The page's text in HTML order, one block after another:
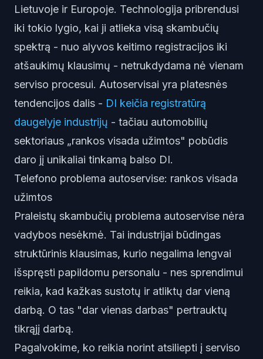
Lietuvoje ir Europoje. Technologija pribrendusi
iki tokio lygio, kai ji atlieka visą skambučių
spektrą - nuo alyvos keitimo registracijos iki
atšaukimų klausimų - netrukdydama nė vienam
serviso procesui. Autoservisai yra platesnės
tendencijos dalis - DI keičia registratūrą
daugelyje industrijų - tačiau automobilių
sektoriaus „rankos visada užimtos" pobūdis
daro jį unikaliai tinkamą balso DI.
Telefono problema autoservise: rankos visada
užimtos
Praleistų skambučių problema autoservise nėra
vadybos nesėkmė. Tai industrijai būdingas
struktūrinis klausimas, kurio negalima lengvai
išspręsti papildomu personalu - nes sprendimui
reikia, kad kažkas sustotų ir atliktų dar vieną
darbą. O tas "dar vienas darbas" pertrauktų
tikrąjį darbą.
Pagalvokime, ko reikia norint atsiliepti į serviso